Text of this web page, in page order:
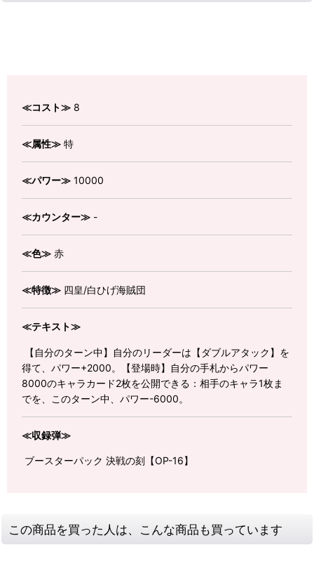
≪コスト≫ 8
≪属性≫ 特
≪パワー≫ 10000
≪カウンター≫ -
≪色≫ 赤
≪特徴≫ 四皇/白ひげ海賊団
≪テキスト≫
【自分のターン中】自分のリーダーは【ダブルアタック】を
得て、パワー+2000。【登場時】自分の手札からパワー
8000のキャラカード2枚を公開できる：相手のキャラ1枚ま
でを、このターン中、パワー-6000。
≪収録弾≫
ブースターパック 決戦の刻【OP-16】
この商品を買った人は、こんな商品も買っています